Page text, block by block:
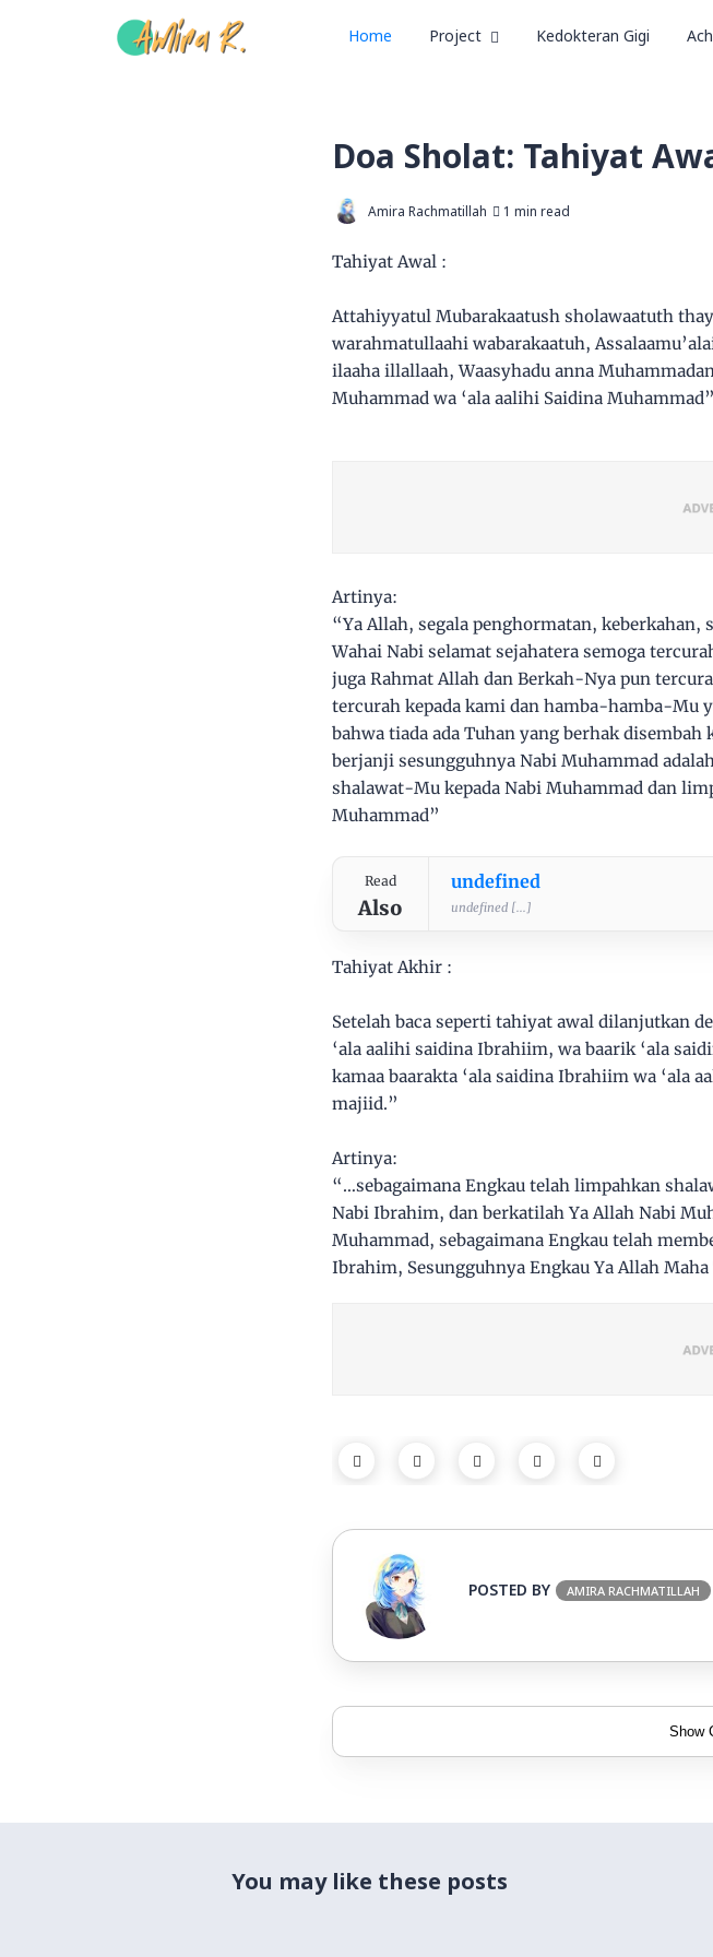
Home Project Kedokteran Gigi
Doa Sholat: Tahiyat
Amira Rachmatillah 1 min read
Tahiyat Awal :
Attahiyyatul Mubarakaatush sholawaatuth
warahmatullaahi wabarakaatuh,
ilaaha illallaah, Waasyhadu anna
Muhammad wa ‘ala aalihi Saidina Muhammad”
Artinya:
“Ya Allah, segala penghormatan,
Wahai Nabi selamat sejahatera semoga
juga Rahmat Allah dan Berkah-Nya pun
tercurah kepada kami dan hamba-hamba-Mu
bahwa tiada ada Tuhan yang berhak
berjanji sesungguhnya Nabi Muhammad
shalawat-Mu kepada Nabi Muhammad dan
Muhammad”
Read
Also
undefined
undefined [...]
Tahiyat Akhir :
Setelah baca seperti tahiyat awal dilanjutkan
‘ala aalihi saidina Ibrahiim, wa baarik ‘ala
kamaa baarakta ‘ala saidina Ibrahiim wa
majiid.”
Artinya:
“…sebagaimana Engkau telah limpahkan
Nabi Ibrahim, dan berkatilah Ya Allah Nabi
Muhammad, sebagaimana Engkau telah
Ibrahim, Sesungguhnya Engkau Ya Allah
POSTED BY AMIRA RACHMATILLAH
Show
You may like these posts